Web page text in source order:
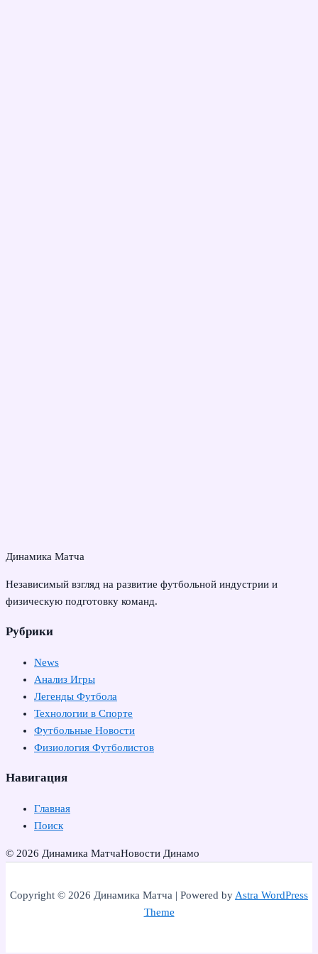
Динамика Матча
Независимый взгляд на развитие футбольной индустрии и
физическую подготовку команд.
Рубрики
News
Анализ Игры
Легенды Футбола
Технологии в Спорте
Футбольные Новости
Физиология Футболистов
Навигация
Главная
Поиск
© 2026 Динамика МатчаНовости Динамо
Copyright © 2026 Динамика Матча | Powered byAstra WordPress
Theme